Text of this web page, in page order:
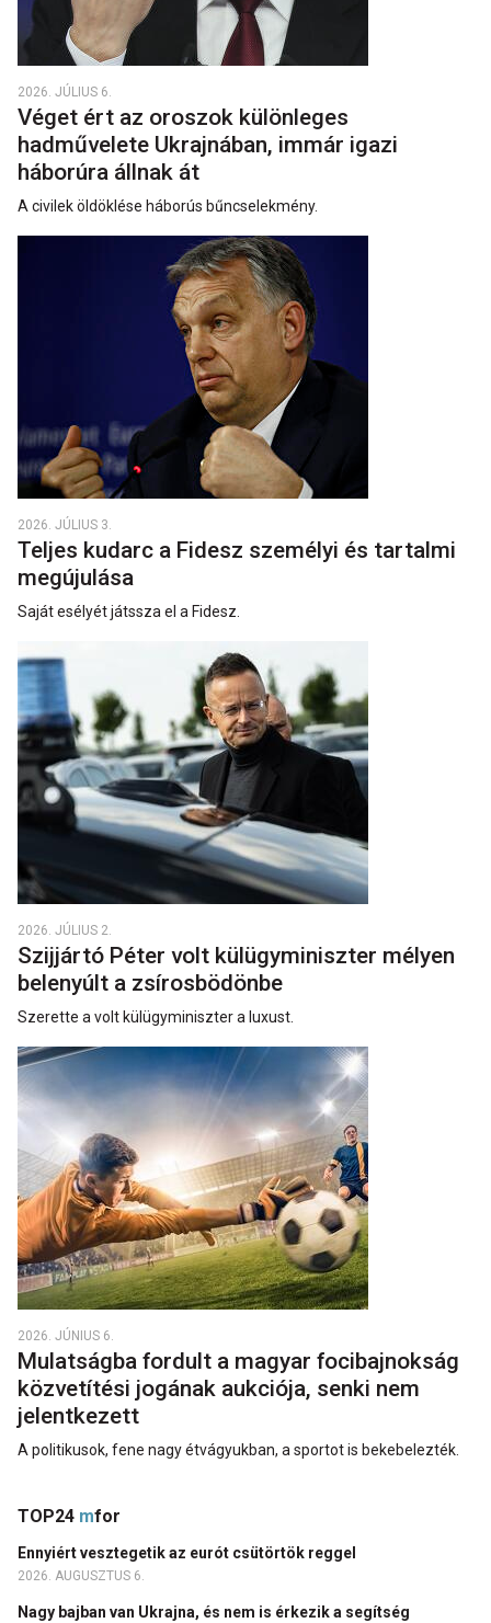
2026. JÚLIUS 6.
Véget ért az oroszok különleges
hadművelete Ukrajnában, immár igazi
háborúra állnak át
A civilek öldöklése háborús bűncselekmény.
2026. JÚLIUS 3.
Teljes kudarc a Fidesz személyi és tartalmi
megújulása
Saját esélyét játssza el a Fidesz.
2026. JÚLIUS 2.
Szijjártó Péter volt külügyminiszter mélyen
belenyúlt a zsírosbödönbe
Szerette a volt külügyminiszter a luxust.
2026. JÚNIUS 6.
Mulatságba fordult a magyar focibajnokság
közvetítési jogának aukciója, senki nem
jelentkezett
A politikusok, fene nagy étvágyukban, a sportot is bekebelezték.
TOP24 mfor
Ennyiért vesztegetik az eurót csütörtök reggel
2026. AUGUSZTUS 6.
Nagy bajban van Ukrajna, és nem is érkezik a segítség